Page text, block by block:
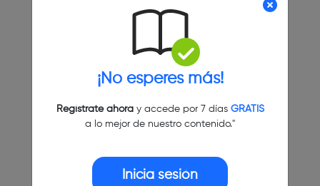
¡No esperes más!
Regístrate ahoray accede por 7 días GRATIS
a lo mejor de nuestro contenido."
Inicia sesión